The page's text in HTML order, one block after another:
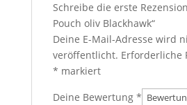
Schreibe die erste
Pouch oliv Blackhawk“
Deine E-Mail-Adresse wird
veröffentlicht. Erforderliche
* markiert
Deine Bewertung *